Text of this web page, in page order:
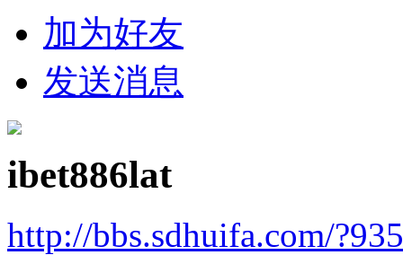
加为好友
发送消息
ibet886lat
http://bbs.sdhuifa.com/